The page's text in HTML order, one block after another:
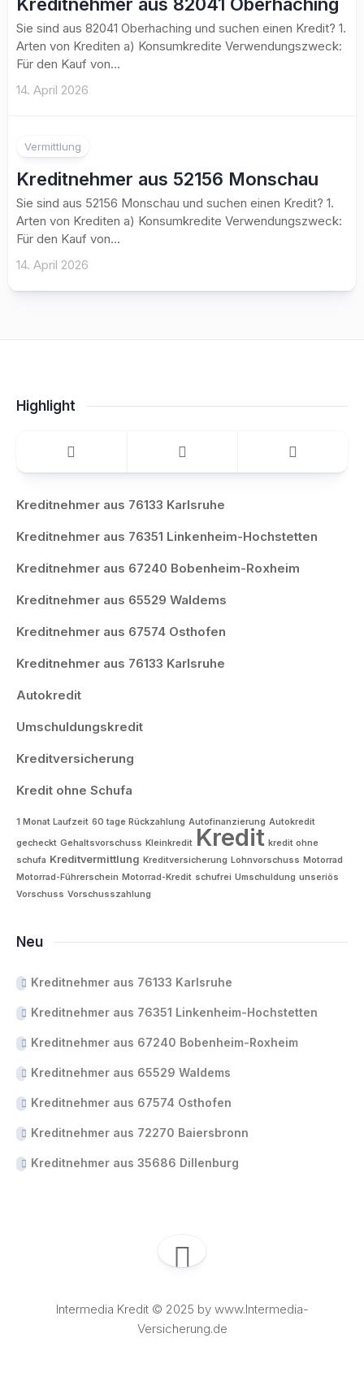
Sie sind aus 82041 Oberhaching und suchen einen Kredit? 1.
Arten von Krediten a) Konsumkredite Verwendungszweck:
Für den Kauf von...
14. April 2026
Vermittlung
Kreditnehmer aus 52156 Monschau
Sie sind aus 52156 Monschau und suchen einen Kredit? 1.
Arten von Krediten a) Konsumkredite Verwendungszweck:
Für den Kauf von...
14. April 2026
Highlight
Kreditnehmer aus 76133 Karlsruhe
Kreditnehmer aus 76351 Linkenheim-Hochstetten
Kreditnehmer aus 67240 Bobenheim-Roxheim
Kreditnehmer aus 65529 Waldems
Kreditnehmer aus 67574 Osthofen
Kreditnehmer aus 76133 Karlsruhe
Autokredit
Umschuldungskredit
Kreditversicherung
Kredit ohne Schufa
1 Monat Laufzeit 60 tage Rückzahlung Autofinanzierung Autokredit
gecheckt Gehaltsvorschuss Kleinkredit Kredit kredit ohne
schufa Kreditvermittlung Kreditversicherung Lohnvorschuss Motorrad
Motorrad-Führerschein Motorrad-Kredit schufrei Umschuldung unseriös
Vorschuss Vorschusszahlung
Neu
Kreditnehmer aus 76133 Karlsruhe
Kreditnehmer aus 76351 Linkenheim-Hochstetten
Kreditnehmer aus 67240 Bobenheim-Roxheim
Kreditnehmer aus 65529 Waldems
Kreditnehmer aus 67574 Osthofen
Kreditnehmer aus 72270 Baiersbronn
Kreditnehmer aus 35686 Dillenburg
Intermedia Kredit © 2025 by www.Intermedia-
Versicherung.de